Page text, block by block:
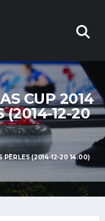
CUP 2014
(2014-12-20
PĒRLES (2014-12-20 14:00)